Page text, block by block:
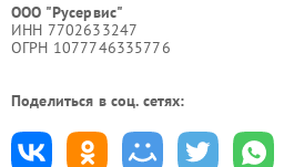
ООО "Русервис"
ИНН 7702633247
ОГРН 1077746335776
Поделиться в соц. сетях: